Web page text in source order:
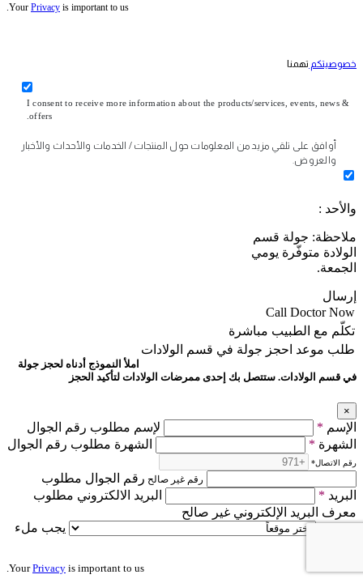
Your Privacy is important to us.
خصوصيتكم تهمنا
I consent to receive more information about the products/services, events, news &
offers.
أوافق على تلقي مزيد من المعلومات حول المنتجات / الخدمات والأحداث والأخبار
والعروض.
والأحد :
ملاحظة: جولة قسم
الولادة متوفّرة يومي
الجمعة.
إرسال
Call Doctor Now
تكلّم مع الطبيب مباشرة
طلب موعد احجز جولة في قسم الولادات
املأ النموذج أدناه لحجز جولة
في قسم الولادات. ستتصل بك إحدى ممرضات الولادات لتأكيد الحجز
×
الإسم *
لإسم مطلوب رقم الجوال
الشهرة * الشهرة مطلوب رقم الجوال
رقم الاتصال*
رقم غير صالح رقم الجوال مطلوب
البريد *
البريد الالكتروني مطلوب
معرف البريد الإلكتروني غير صالح
موقع*
يجب ملء
YourPrivacy is important to us.